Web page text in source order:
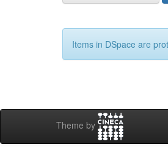
Items in DSpace are
Theme by